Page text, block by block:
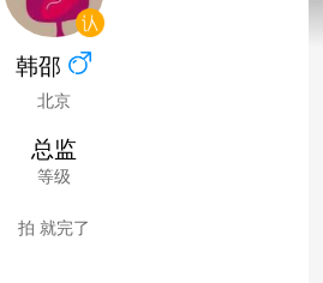
韩邵
北京
总监
等级
拍 就完了